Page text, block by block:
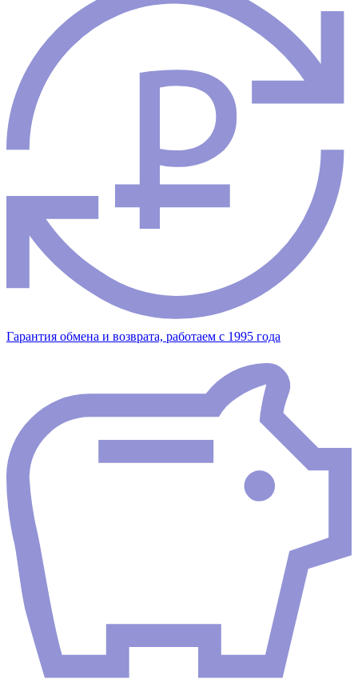
Гарантия обмена и возврата, работаем с 1995 года